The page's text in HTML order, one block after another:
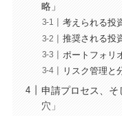
略」
考えられる投
推奨される投
ポートフォリ
リスク管理と
申請プロセス、そ
穴」